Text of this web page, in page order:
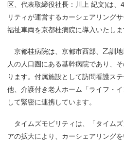
区、代表取締役社長：川上 紀文)は、 4
リティが運営するカーシェアリング
福祉車両を京都桂病院に導入いたしま
京都桂病院は、京都市西部、乙訓
人の人口圏にある基幹病院であり、
ります。付属施設として訪問看護ス
他、介護付き老人ホーム「ライフ・
して緊密に連携しています。
タイムズモビリティは、「タイム
アの拡大により、カーシェアリング